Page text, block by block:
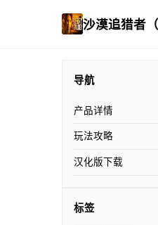
沙漠追猎者
导航
产品详情
玩法攻略
汉化版下载
标签